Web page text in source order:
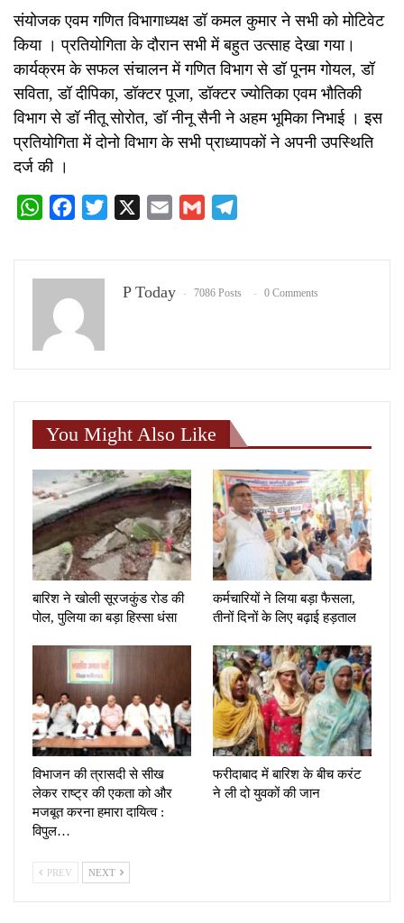
संयोजक एवम गणित विभागाध्यक्ष डॉ कमल कुमार ने सभी को मोटिवेट
किया । प्रतियोगिता के दौरान सभी में बहुत उत्साह देखा गया।
कार्यक्रम के सफल संचालन में गणित विभाग से डॉ पूनम गोयल, डॉ
सविता, डॉ दीपिका, डॉक्टर पूजा, डॉक्टर ज्योतिका एवम भौतिकी
विभाग से डॉ नीतू सोरोत, डॉ नीनू सैनी ने अहम भूमिका निभाई । इस
प्रतियोगिता में दोनो विभाग के सभी प्राध्यापकों ने अपनी उपस्थिति
दर्ज की ।
WhatsAppFacebook
Twitter Email Gmail
P Today 7086 Posts 0 Comments
You Might Also Like
बारिश ने खोली सूरजकुंड रोड की
पोल, पुलिया का बड़ा हिस्सा धंसा
कर्मचारियों ने लिया बड़ा फैसला,
तीनों दिनों के लिए बढ़ाई हड़ताल
विभाजन की त्रासदी से सीख
लेकर राष्ट्र की एकता को और
मजबूत करना हमारा दायित्व :
विपुल…
फरीदाबाद में बारिश के बीच करंट
ने ली दो युवकों की जान
PREV NEXT